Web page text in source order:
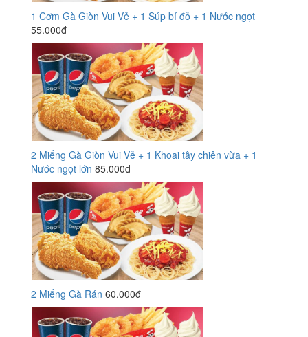
1 Cơm Gà Giòn Vui Vẻ + 1 Súp bí đỏ + 1 Nước ngọt
55.000đ
2 Miếng Gà Giòn Vui Vẻ + 1 Khoai tây chiên vừa + 1
Nước ngọt lớn 85.000đ
2 Miếng Gà Rán 60.000đ